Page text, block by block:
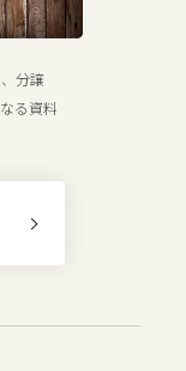
分譲
る資料